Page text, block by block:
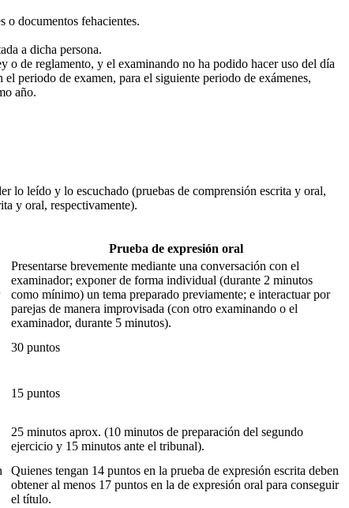
o documentos fehacientes.
a dicha persona.
o de reglamento, y el examinando no ha podido hacer uso del día
periodo de examen, para el siguiente periodo de exámenes,
año.
lo leído y lo escuchado (pruebas de comprensión escrita y oral,
y oral, respectivamente).
Prueba de expresión oral
Presentarse brevemente mediante una conversación con el
examinador; exponer de forma individual (durante 2 minutos
como mínimo) un tema preparado previamente; e interactuar por
parejas de manera improvisada (con otro examinando o el
examinador, durante 5 minutos).
30 puntos
15 puntos
25 minutos aprox. (10 minutos de preparación del segundo
ejercicio y 15 minutos ante el tribunal).
Quienes tengan 14 puntos en la prueba de expresión escrita deben
obtener al menos 17 puntos en la de expresión oral para conseguir
el título.